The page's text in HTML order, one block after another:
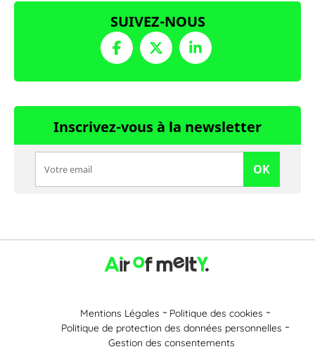
SUIVEZ-NOUS
Inscrivez-vous à la newsletter
OK
Mentions Légales
Politique des cookies
Politique de protection des données personnelles
Gestion des consentements